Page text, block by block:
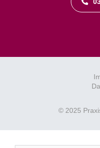
© 2025